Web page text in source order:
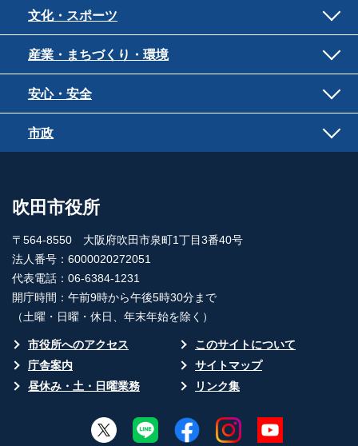
文化・スポーツ
産業・まちづくり・環境
安心・安全
市政
吹田市役所
〒564-8550 大阪府吹田市泉町1丁目3番40号
法人番号：6000020272051
代表電話：06-6384-1231
開庁時間：午前9時から午後5時30分まで
（土曜・日曜・休日、年末年始を除く）
市役所へのアクセス
このサイトについて
庁舎案内
サイトマップ
昼休み・土・日曜業務
リンク集